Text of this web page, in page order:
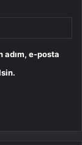
adım, e-posta